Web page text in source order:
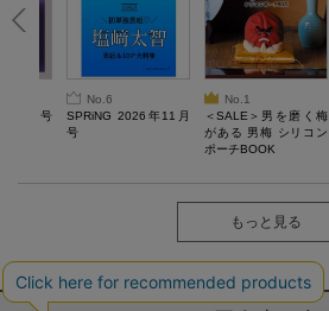
10月号
No.6
SPRiNG 2026年11月
号
No.1
＜SALE＞男を磨く梅
がある 男梅 シリコン
ポーチBOOK
もっと見る